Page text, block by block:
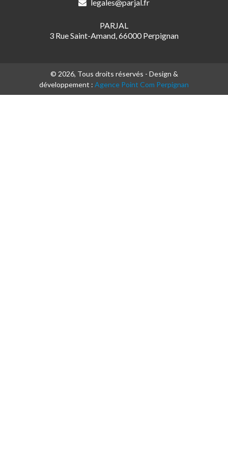
legales@parjal.fr
PARJAL
3 Rue Saint-Amand, 66000 Perpignan
© 2026, Tous droits réservés - Design &
développement : Agence Point Com Perpignan